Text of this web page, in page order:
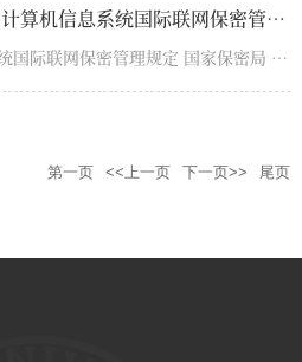
计算机信息系统国际联网保密管理规定
计算机信息系统国际联网保密管理规定 国家保密局 国保发[1999]10号 1999年12月27日 ...
第一页 <<上一页 下一页>> 尾页